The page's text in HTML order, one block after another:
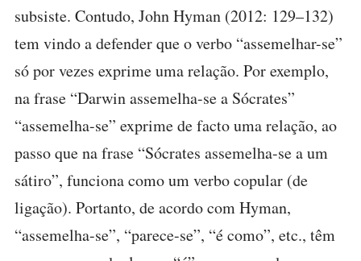
subsiste. Contudo, John Hyman (2012: 129–132)
tem vindo a defender que o verbo “assemelhar-se”
só por vezes exprime uma relação. Por exemplo,
na frase “Darwin assemelha-se a Sócrates”
“assemelha-se” exprime de facto uma relação, ao
passo que na frase “Sócrates assemelha-se a um
sátiro”, funciona como um verbo copular (de
ligação). Portanto, de acordo com Hyman,
“assemelha-se”, “parece-se”, “é como”, etc., têm